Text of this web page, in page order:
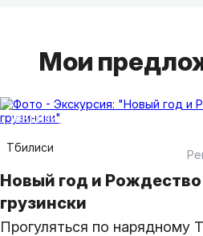
Мои
индивидуальная
Тбилиси
Новый год и
грузински
Прогуляться по нарядному